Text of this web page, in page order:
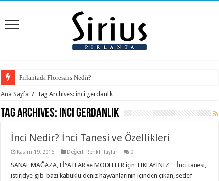
Pırlantada Floresans Nedir?
Ana Sayfa / Tag Archives: inci gerdanlık
Tag Archives: inci gerdanlık
İnci Nedir? İnci Tanesi ve Özellikleri
Kasım 19, 2016 Değerli Renkli Taşlar 0
SANAL MAĞAZA, FİYATLAR ve MODELLER için TIKLAYINIZ… İnci tanesi,
istiridye gibi bazı kabuklu deniz hayvanlarının içinden çıkan, sedef